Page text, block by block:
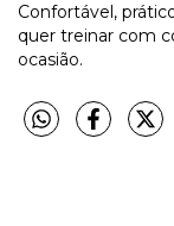
Confortável,
quer treinar com
ocasião.